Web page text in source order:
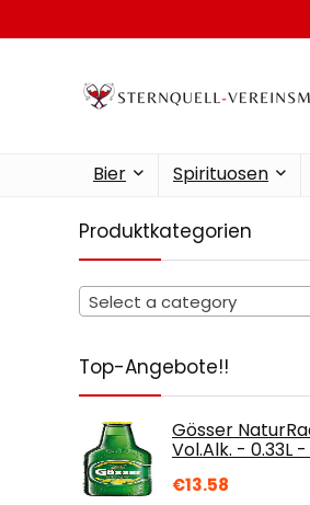
Bier Spirituosen
Produktkategorien
Select a category
Top-Angebote!!
Gösser
Vol.Alk. - 0.33L
€13.58